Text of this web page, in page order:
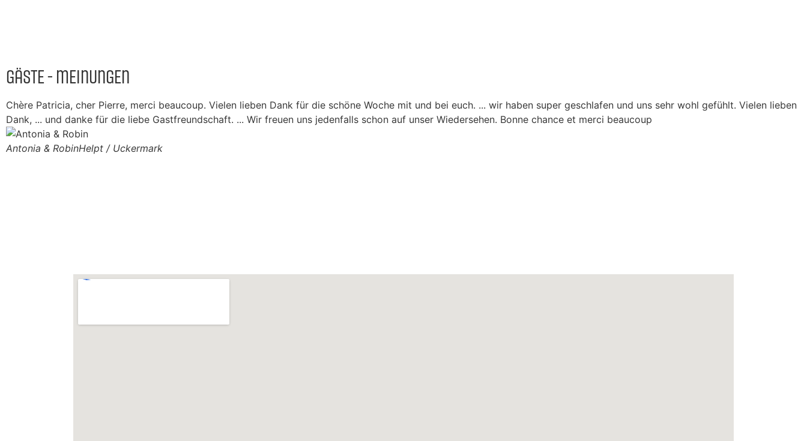
Gäste - Meinungen
Chère Patricia, cher Pierre, merci beaucoup. Vielen lieben Dank für die schöne Woche mit und bei euch. ... wir haben super geschlafen und uns sehr wohl gefühlt. Vielen lieben
Dank, ... und danke für die liebe Gastfreundschaft. ... Wir freuen uns jedenfalls schon auf unser Wiedersehen. Bonne chance et merci beaucoup
Antonia & RobinHelpt / Uckermark